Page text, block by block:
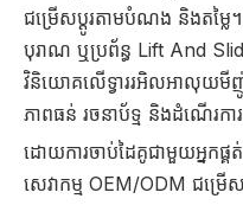
ជម្រើសប្ដូរតាមបំណង និងតម្លៃ
បុរាណ ឬប្រព័ន្ធ Lift And
វិនិយោគលើទ្វាររអិលអាលុយមី
ភាពធន់ រចនាប័ទ្ម និងដំណើរកា
ដោយការចាប់ដៃគូជាមួយអ្នកផ្គ
សេវាកម្ម OEM/ODM ជម្រើសត